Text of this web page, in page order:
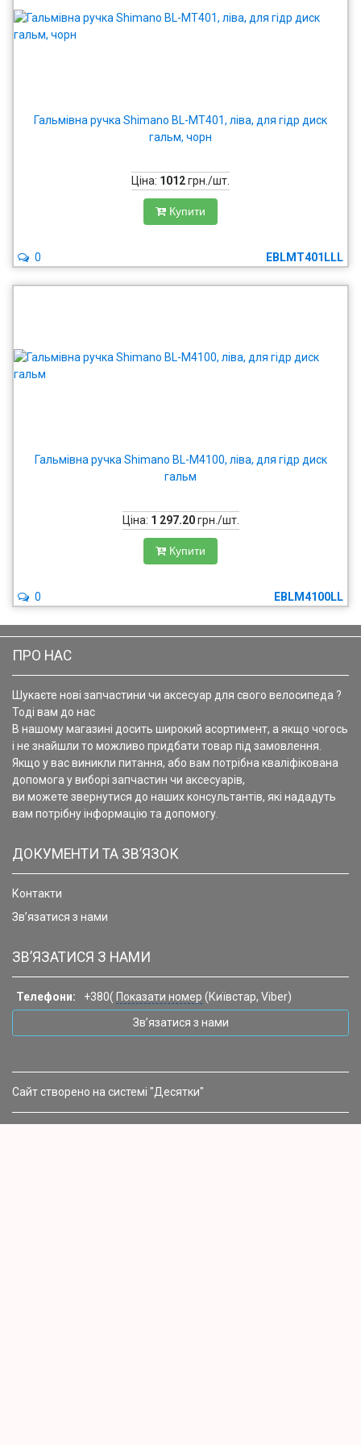
Гальмівна ручка Shimano BL-MT401, ліва, для гідр диск
гальм, чорн
Ціна: 1012грн./шт.
Купити
EBLMT401LLL
0
Гальмівна ручка Shimano BL-M4100, ліва, для гідр диск
гальм
Ціна: 1 297.20грн./шт.
Купити
EBLM4100LL
0
ПРО НАС
Шукаєте нові запчастини чи аксесуар для свого велосипеда ?
Тоді вам до нас
В нашому магазині досить широкий асортимент, а якщо чогось
і не знайшли то можливо придбати товар під замовлення.
Якщо у вас виникли питання, або вам потрібна кваліфікована
допомога у виборі запчастин чи аксесуарів,
ви можете звернутися до наших консультантів, які нададуть
вам потрібну інформацію та допомогу.
ДОКУМЕНТИ ТА ЗВ’ЯЗОК
Контакти
Зв’язатися з нами
ЗВ’ЯЗАТИСЯ З НАМИ
Телефони: +380( Показати номер (Київстар, Viber)
Зв’язатися з нами
Сайт створено на системі "Десятки"